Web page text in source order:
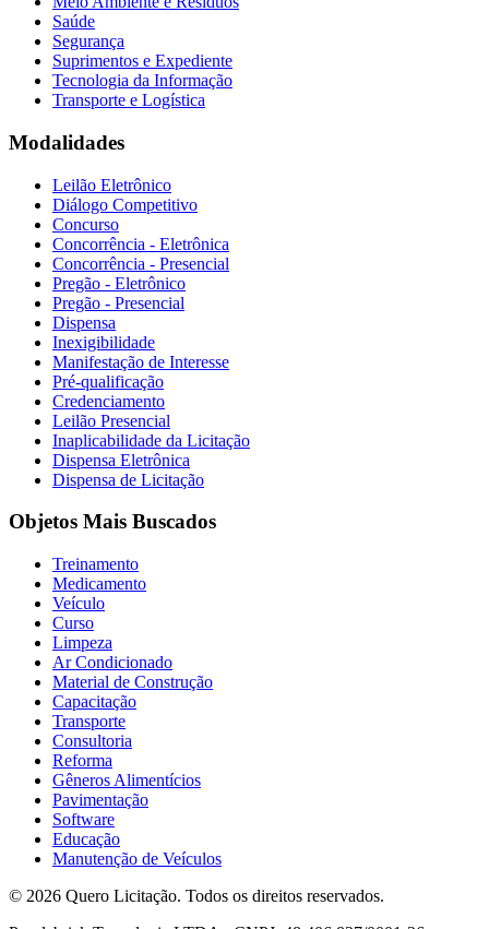
Saúde
Segurança
Suprimentos e Expediente
Tecnologia da Informação
Transporte e Logística
Modalidades
Leilão Eletrônico
Diálogo Competitivo
Concurso
Concorrência - Eletrônica
Concorrência - Presencial
Pregão - Eletrônico
Pregão - Presencial
Dispensa
Inexigibilidade
Manifestação de Interesse
Pré-qualificação
Credenciamento
Leilão Presencial
Inaplicabilidade da Licitação
Dispensa Eletrônica
Dispensa de Licitação
Objetos Mais Buscados
Treinamento
Medicamento
Veículo
Curso
Limpeza
Ar Condicionado
Material de Construção
Capacitação
Transporte
Consultoria
Reforma
Gêneros Alimentícios
Pavimentação
Software
Educação
Manutenção de Veículos
© 2026 Quero Licitação. Todos os direitos reservados.